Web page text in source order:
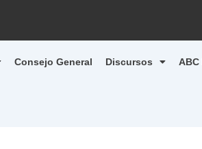
Consejo General Discursos ABC